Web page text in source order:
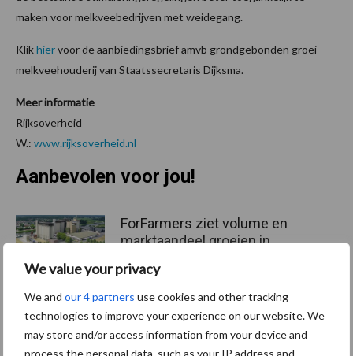
We value your privacy
We and our 4 partners use cookies and other tracking
technologies to improve your experience on our website. We
may store and/or access information from your device and
process the personal data, such as your IP address and
maken voor melkveebedrijven met weidegang.
Klikhiervoor de aanbiedingsbrief amvb grondgebonden groei
melkveehouderij van Staatssecretaris Dijksma.
Meer informatie
Rijksoverheid
W.: www.rijksoverheid.nl
Aanbevolen voor jou!
ForFarmers ziet volume en
marktaandeel groeien in
markt
Tien praktische tips voor
een langere levensduur